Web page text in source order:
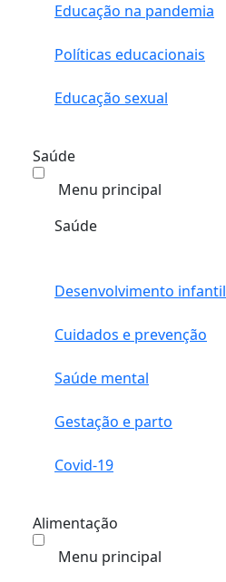
Educação na pandemia
Políticas educacionais
Educação sexual
Saúde
Menu principal
Saúde
Desenvolvimento infantil
Cuidados e prevenção
Saúde mental
Gestação e parto
Covid-19
Alimentação
Menu principal